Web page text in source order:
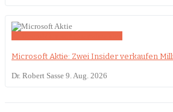
Microsoft Aktie: Zwei Insider verkaufen
Dr. Robert Sasse 9. Aug. 2026